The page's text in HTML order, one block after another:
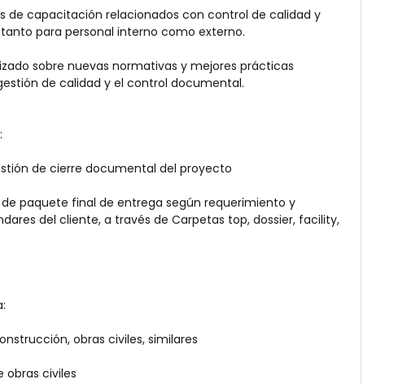
de capacitación relacionados con control de calidad y
para personal interno como externo.
sobre nuevas normativas y mejores prácticas
de calidad y el control documental.
de cierre documental del proyecto
paquete final de entrega según requerimiento y
del cliente, a través de Carpetas top, dossier, facility,
obras civiles, similares
obras civiles